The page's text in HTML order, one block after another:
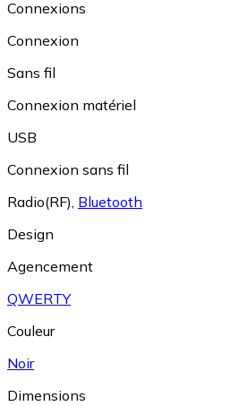
Connexions
Connexion
Sans fil
Connexion matériel
USB
Connexion sans fil
Radio(RF), Bluetooth
Design
Agencement
QWERTY
Couleur
Noir
Dimensions